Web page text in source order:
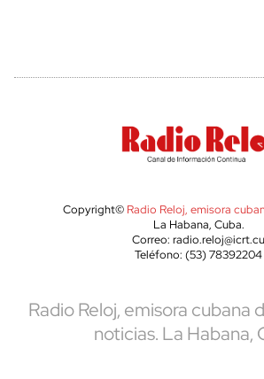
Copyright© Radio Reloj, emisora
La Habana, Cuba.
Correo: radio.reloj@icrt.cu
Teléfono: (53) 78392204
Radio Reloj, emisora cubana
noticias. La Habana,